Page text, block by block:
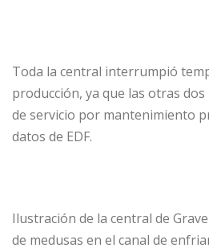
Toda la central interrumpió
producción, ya que las otras
de servicio por mantenimiento
datos de EDF.
Ilustración de la central de
de medusas en el canal de